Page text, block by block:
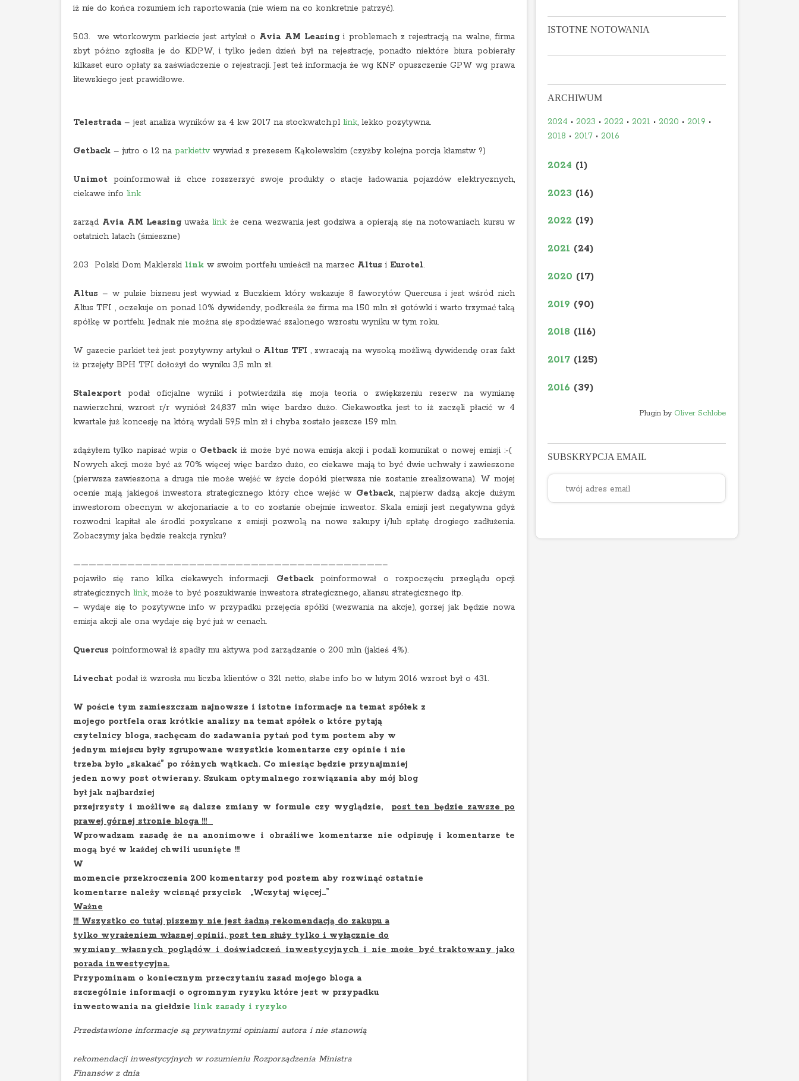
iż nie do końca rozumiem ich raportowania (nie wiem na co konkretnie patrzyć).
5.03. we wtorkowym parkiecie jest artykuł o Avia AM Leasingi problemach z rejestracją na walne, firma
zbyt późno zgłosiła je do KDPW, i tylko jeden dzień był na rejestrację, ponadto niektóre biura pobierały
kilkaset euro opłaty za zaświadczenie o rejestracji. Jest też informacja że wg KNF opuszczenie GPW wg prawa
litewskiego jest prawidłowe.
Telestrada – jest analiza wyników za 4 kw 2017 na stockwatch.pl link, lekko pozytywna.
Getback – jutro o 12 na parkiet.tv wywiad z prezesem Kąkolewskim (czyżby kolejna porcja kłamstw ?)
Unimot poinformował iż chce rozszerzyć swoje produkty o stacje ładowania pojazdów elektrycznych,
ciekawe info link
zarząd Avia AM Leasinguważalinkże cena wezwania jest godziwa a opierają się na notowaniach kursu w
ostatnich latach (śmieszne)
2.03 Polski Dom Maklerski link w swoim portfelu umieścił na marzec Altusi Eurotel.
Altus – w pulsie biznesu jest wywiad z Buczkiem który wskazuje 8 faworytów Quercusa i jest wśród nich
Altus TFI , oczekuje on ponad 10% dywidendy, podkreśla że firma ma 150 mln zł gotówki i warto trzymać taką
spółkę w portfelu. Jednak nie można się spodziewać szalonego wzrostu wyniku w tym roku.
W gazecie parkiet też jest pozytywny artykuł o Altus TFI, zwracają na wysoką możliwą dywidendę oraz fakt
iż przejęty BPH TFI dołożył do wyniku 3,5 mln zł.
Stalexportpodał oficjalne wyniki i potwierdziła się moja teoria o zwiększeniu rezerw na wymianę
nawierzchni, wzrost r/r wyniósł 24,837 mln więc bardzo dużo. Ciekawostka jest to iż zaczęli płacić w 4
kwartale już koncesję na którą wydali 59,5 mln zł i chyba zostało jeszcze 159 mln.
zdążyłem tylko napisać wpis o Getbackiż może być nowa emisja akcji i podali komunikat o nowej emisji :-(
Nowych akcji może być aż 70% więcej więc bardzo dużo, co ciekawe mają to być dwie uchwały i zawieszone
(pierwsza zawieszona a druga nie może wejść w życie dopóki pierwsza nie zostanie zrealizowana). W mojej
ocenie mają jakiegoś inwestora strategicznego który chce wejść w Getback, najpierw dadzą akcje dużym
inwestorom obecnym w akcjonariacie a to co zostanie obejmie inwestor. Skala emisji jest negatywna gdyż
rozwodni kapitał ale środki pozyskane z emisji pozwolą na nowe zakupy i/lub spłatę drogiego zadłużenia.
Zobaczymy jaka będzie reakcja rynku?
————————————————————————————————————————–
pojawiło się rano kilka ciekawych informacji. Getbackpoinformował o rozpoczęciu przeglądu opcji
strategicznych link, może to być poszukiwanie inwestora strategicznego, aliansu strategicznego itp.
– wydaje się to pozytywne info w przypadku przejęcia spółki (wezwania na akcje), gorzej jak będzie nowa
emisja akcji ale ona wydaje się być już w cenach.
Quercus poinformował iż spadły mu aktywa pod zarządzanie o 200 mln (jakieś 4%).
Livechat podał iż wzrosła mu liczba klientów o 321 netto, słabe info bo w lutym 2016 wzrost był o 431.
W poście tym zamieszczam najnowsze i istotne informacje na temat spółek z
mojego portfela oraz krótkie analizy na temat spółek o które pytają
czytelnicy bloga, zachęcam do zadawania pytań pod tym postem aby w
jednym miejscu były zgrupowane wszystkie komentarze czy opinie i nie
trzeba było „skakać” po różnych wątkach. Co miesiąc będzie przynajmniej
jeden nowy post otwierany. Szukam optymalnego rozwiązania aby mój blog
był jak najbardziej
przejrzysty i możliwe są dalsze zmiany w formule czy wyglądzie, post ten będzie zawsze po
prawej górnej stronie bloga !!!
Wprowadzam zasadę że na anonimowe i obraźliwe komentarze nie odpisuję i komentarze te
mogą być w każdej chwili usunięte !!!
W
momencie przekroczenia 200 komentarzy pod postem aby rozwinąć ostatnie
komentarze należy wcisnąć przycisk „Wczytaj więcej…”
Ważne
!!! Wszystko co tutaj piszemy nie jest żadną rekomendacją do zakupu a
tylko wyrażeniem własnej opinii, post ten służy tylko i wyłącznie do
wymiany własnych poglądów i doświadczeń inwestycyjnych i nie może być traktowany jako
porada inwestycyjna.
Przypominam o koniecznym przeczytaniu zasad mojego bloga a
szczególnie informacji o ogromnym ryzyku które jest w przypadku
inwestowania na giełdzie link zasady i ryzyko
Przedstawione informacje są prywatnymi opiniami autora i nie stanowią
rekomendacji inwestycyjnych w rozumieniu Rozporządzenia Ministra
Finansów z dnia
ISTOTNE NOTOWANIA
ARCHIWUM
2024 • 2023 • 2022 • 2021 • 2020 • 2019 •
2018 • 2017 • 2016
2024 (1)
2023 (16)
2022 (19)
2021 (24)
2020 (17)
2019 (90)
2018 (116)
2017 (125)
2016 (39)
Plugin by Oliver Schlöbe
SUBSKRYPCJA EMAIL